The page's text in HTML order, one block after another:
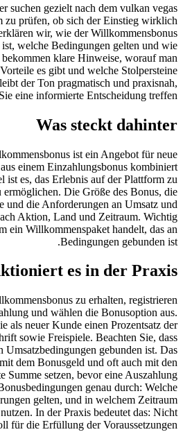
suchen gezielt nach dem vulkan vegas
zu prüfen, ob sich der Einstieg wirklich
wir, wie der Willkommensbonus
welche Bedingungen gelten und wie
klare Hinweise, worauf man
es gibt und welche Stolpersteine
der Ton pragmatisch und praxisnah,
eine informierte Entscheidung treffen.
Was steckt dahinter
ist ein Angebot für neue
einem Einzahlungsbonus kombiniert
ist es, das Erlebnis auf der Plattform zu
ermöglichen. Die Größe des Bonus, die
und die Anforderungen an Umsatz und
Aktion, Land und Zeitraum. Wichtig
ein Willkommenspaket handelt, das an
Bedingungen gebunden ist.
es in der Praxis
zu erhalten, registrieren
und wählen die Bonusoption aus.
als neuer Kunde einen Prozentsatz der
sowie Freispiele. Beachten Sie, dass
Umsatzbedingungen gebunden ist. Das
dem Bonusgeld und oft auch mit den
Summe setzen, bevor eine Auszahlung
genau durch: Welche
gelten, und in welchem Zeitraum
In der Praxis bedeutet das: Nicht
für die Erfüllung der Voraussetzungen.